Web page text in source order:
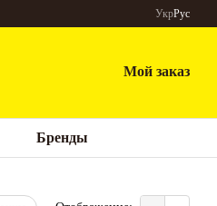
УкрРус
Мой заказ
Бренды